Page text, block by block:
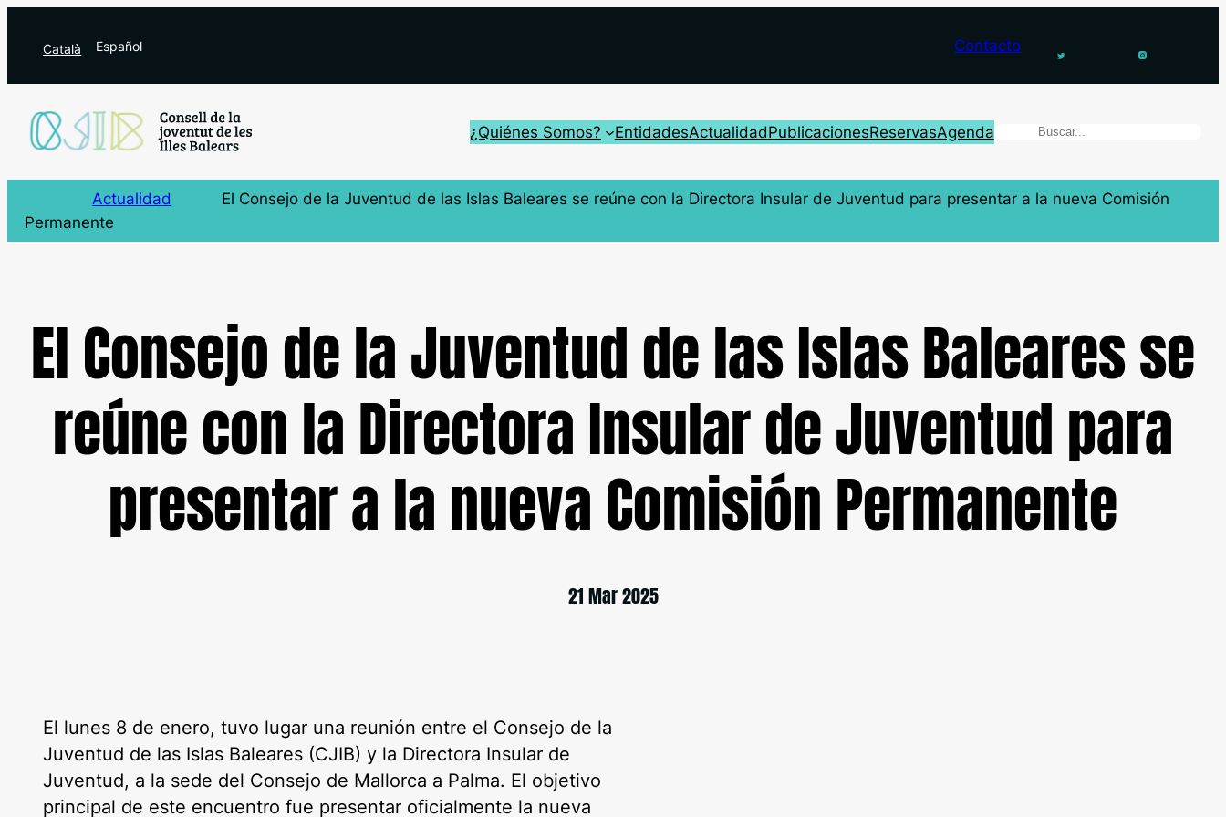
Català Español Contacto
¿Quiénes Somos? EntidadesActualidadPublicacionesReservasAgenda
Actualidad
El Consejo de la Juventud de las Islas Baleares se reúne con la Directora Insular de Juventud para presentar a la nueva Comisión
Permanente
El Consejo de la Juventud de las Islas Baleares se
reúne con la Directora Insular de Juventud para
presentar a la nueva Comisión Permanente
21 Mar 2025
El lunes 8 de enero, tuvo lugar una reunión entre el Consejo de la
Juventud de las Islas Baleares (CJIB) y la Directora Insular de
Juventud, a la sede del Consejo de Mallorca a Palma. El objetivo
principal de este encuentro fue presentar oficialmente la nueva